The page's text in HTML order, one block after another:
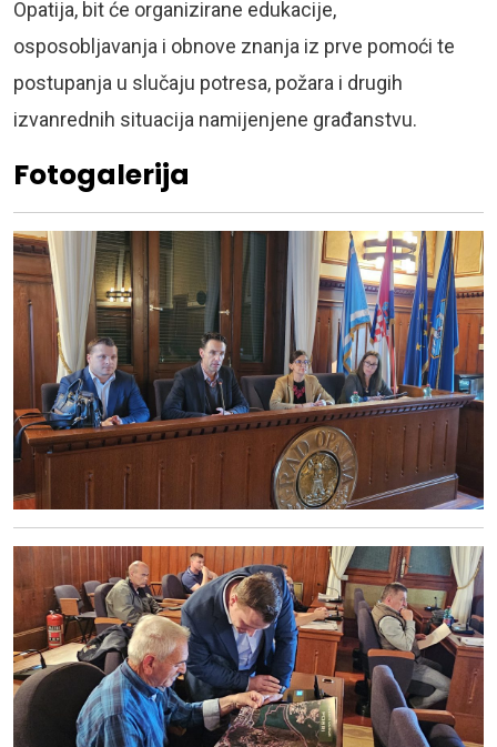
Opatija, bit će organizirane edukacije,
osposobljavanja i obnove znanja iz prve pomoći te
postupanja u slučaju potresa, požara i drugih
izvanrednih situacija namijenjene građanstvu.
Fotogalerija